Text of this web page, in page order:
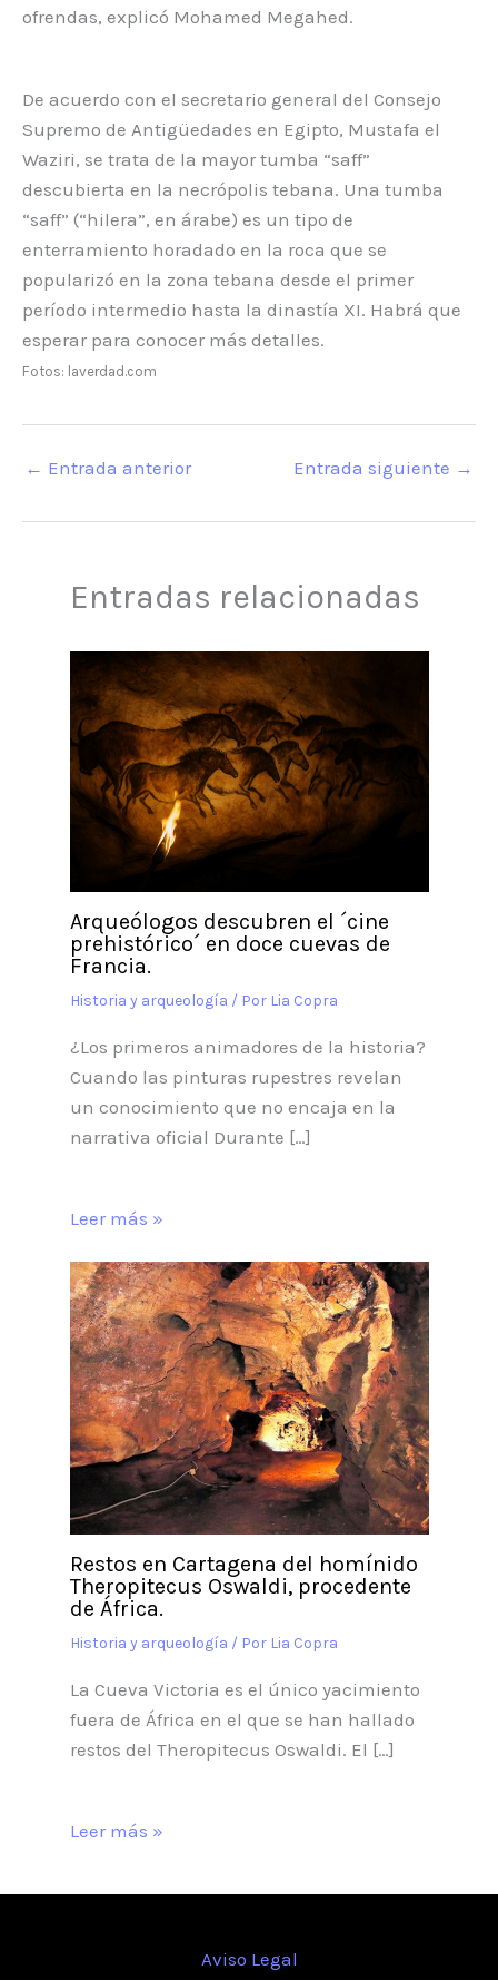
ofrendas, explicó Mohamed Megahed.
De acuerdo con el secretario general del Consejo
Supremo de Antigüedades en Egipto, Mustafa el
Waziri, se trata de la mayor tumba “saff”
descubierta en la necrópolis tebana. Una tumba
“saff” (“hilera”, en árabe) es un tipo de
enterramiento horadado en la roca que se
popularizó en la zona tebana desde el primer
período intermedio hasta la dinastía XI. Habrá que
esperar para conocer más detalles.
Fotos: laverdad.com
← Entrada anterior Entrada siguiente →
Entradas relacionadas
Arqueólogos descubren el ´cine
prehistórico´ en doce cuevas de
Francia.
Historia y arqueología / Por Lia Copra
¿Los primeros animadores de la historia?
Cuando las pinturas rupestres revelan
un conocimiento que no encaja en la
narrativa oficial Durante […]
Leer más »
Restos en Cartagena del homínido
Theropitecus Oswaldi, procedente
de África.
Historia y arqueología / Por Lia Copra
La Cueva Victoria es el único yacimiento
fuera de África en el que se han hallado
restos del Theropitecus Oswaldi. El […]
Leer más »
Aviso Legal